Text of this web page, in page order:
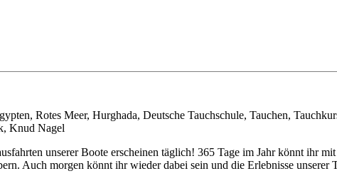
Rotes Meer, Hurghada, Deutsche Tauchschule, Tauchen,
Knud Nagel
unserer Boote erscheinen täglich! 365 Tage im Jahr könnt ihr
Auch morgen könnt ihr wieder dabei sein und die Erlebnisse unserer